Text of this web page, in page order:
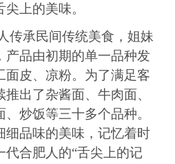
尖上的美味。
传承民间传统美食，姐妹
产品由初期的单一品种发
面皮、凉粉。为了满足客
出了杂酱面、牛肉面、
炒饭等三十多个品种。
细品味的美味，记忆着时
代合肥人的“舌尖上的记